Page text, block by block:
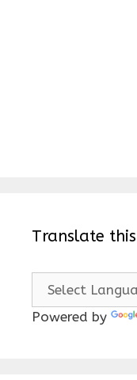
Translate
Powered by